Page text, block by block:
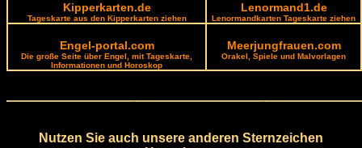
Kipperkarten.de
Tageskarte aus den Kipperkarten ziehen
Lenormand1.de
Lenormandkarten Tageskarte ziehen
Engel-portal.com
Die große Seite über Engel, mit Tageskarte,
Informationen und Horoskop
Meerjungfrauen.com
Orakel, Spiele und Malvorlagen
Nutzen Sie auch unsere anderen Sternzeichen